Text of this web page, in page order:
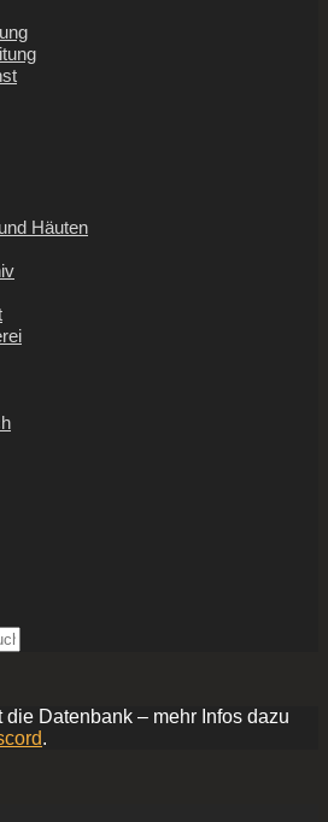
Häuten
Datenbank – mehr Infos dazu
.